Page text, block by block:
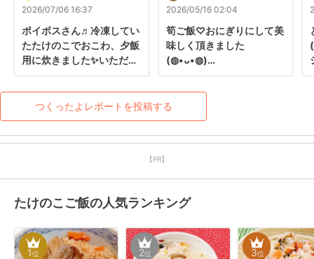
2026/07/06 16:37
ポイボスさん♬冷凍してい
たたけのこでおこわ、夕飯
用に炊きました✨いただく
レポありがとうございます
(⁠◕⁠ᴗ⁠◕⁠✿⁠)
2026/05/16 02:04
筍ご飯♡おにぎりにして美
味しく頂きました
(⁠◍⁠•⁠ᴗ⁠•⁠◍⁠)
つくったよレポートを投稿する
【PR】
たけのこご飯の人気ランキング
1位 2位 3位